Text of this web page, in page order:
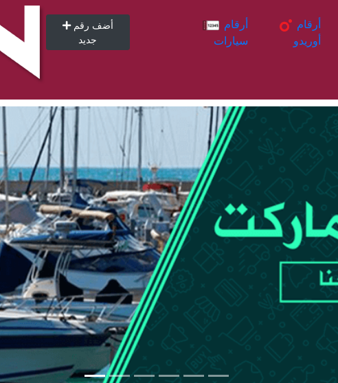
أضف رقم
جديد
سيارات
أوريدو